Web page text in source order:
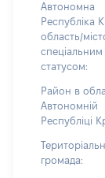
Автономна
Республіка
область/
спеціальним
статусом:
Район в
Автономній
Республіці
громада: